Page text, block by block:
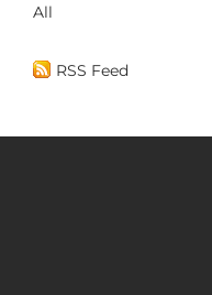
All
RSS Feed